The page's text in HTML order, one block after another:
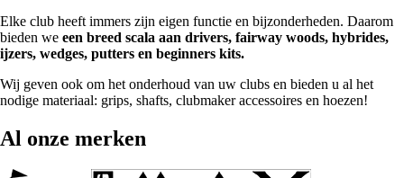
Elke club heeft immers zijn eigen functie en bijzonderheden. Daarom
bieden we een breed scala aan drivers, fairway woods, hybrides,
ijzers, wedges, putters en beginners kits.
Wij geven ook om het onderhoud van uw clubs en bieden u al het
nodige materiaal: grips, shafts, clubmaker accessoires en hoezen!
Al onze merken